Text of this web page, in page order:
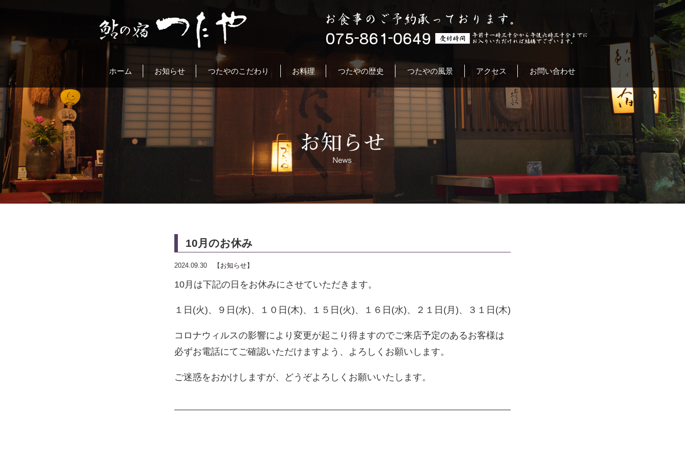
ホーム お知らせ つたやのこだわり お料理 つたやの歴史 つたやの風景 アクセス お問い合わせ
10月のお休み
2024.09.30 【 お知らせ】
10月は下記の日をお休みにさせていただきます。
１日(火)、９日(水)、１０日(木)、１５日(火)、１６日(水)、２１日(月)、３１日(木)
コロナウィルスの影響により変更が起こり得ますのでご来店予定のあるお客様は
必ずお電話にてご確認いただけますよう、よろしくお願いします。
ご迷惑をおかけしますが、どうぞよろしくお願いいたします。